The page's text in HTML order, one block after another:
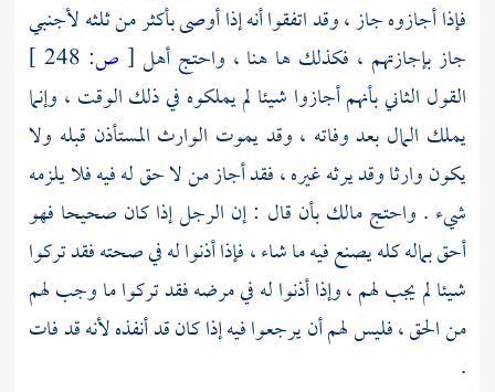
فإذا أجازوه جاز ، وقد اتفقوا أنه إذا أوصى بأكثر من ثلثه لأجنبي
جاز بإجازتهم ، فكذلك ها هنا ، واحتج أهل [ ص:
القول الثاني بأنهم أجازوا شيئا لم يملكوه في ذلك الوقت ، وإنما
يملك المال بعد وفاته ، وقد يموت الوارث المستأذن قبله ولا
يكون وارثا وقد يرثه غيره ، فقد أجاز من لا حق له فيه فلا يلزمه
شيء . واحتجمالكبأن قال : إن الرجل إذا كان صحيحا فهو
أحق بماله كله يصنع فيه ما شاء ، فإذا أذنوا له في صحته فقد تركوا
شيئا لم يجب لهم ، وإذا أذنوا له في مرضه فقد تركوا ما وجب لهم
من الحق ، فليس لهم أن يرجعوا فيه إذا كان قد أنفذه لأنه قد فات
.